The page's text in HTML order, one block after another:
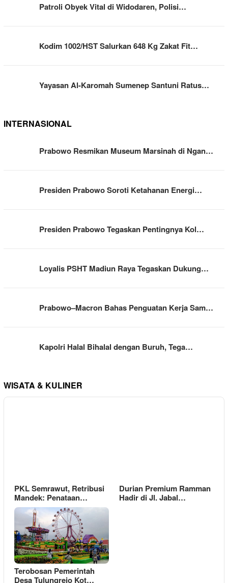
Patroli Obyek Vital di Widodaren, Polisi…
Kodim 1002/HST Salurkan 648 Kg Zakat Fit…
Yayasan Al-Karomah Sumenep Santuni Ratus…
INTERNASIONAL
Prabowo Resmikan Museum Marsinah di Ngan…
Presiden Prabowo Soroti Ketahanan Energi…
Presiden Prabowo Tegaskan Pentingnya Kol…
Loyalis PSHT Madiun Raya Tegaskan Dukung…
Prabowo–Macron Bahas Penguatan Kerja Sam…
Kapolri Halal Bihalal dengan Buruh, Tega…
WISATA & KULINER
PKL Semrawut, Retribusi
Mandek: Penataan…
Durian Premium Ramman
Hadir di Jl. Jabal…
Terobosan Pemerintah
Desa Tulungrejo Kot…